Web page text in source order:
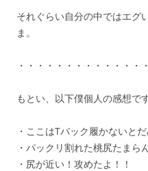
それぐらい自分の中ではエグ
ま。
・・・・・・・・・・・・・・
もとい、以下僕個人の感想です
・ここはTバック履かないと
・パックリ割れた桃尻たまら
・尻が近い！攻めたよ！！